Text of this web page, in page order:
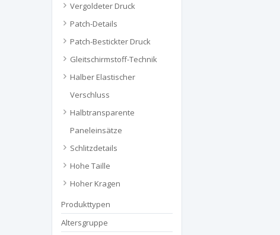
Vergoldeter Druck
Patch-Details
Patch-Bestickter Druck
Gleitschirmstoff-Technik
Halber Elastischer
Verschluss
Halbtransparente
Paneleinsätze
Schlitzdetails
Hohe Taille
Hoher Kragen
Produkttypen
Altersgruppe